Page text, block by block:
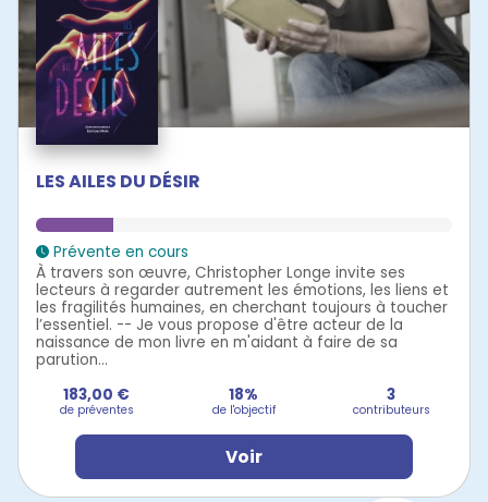
LES AILES DU DÉSIR
Prévente en cours
À travers son œuvre, Christopher Longe invite ses
lecteurs à regarder autrement les émotions, les liens et
les fragilités humaines, en cherchant toujours à toucher
l’essentiel. -- Je vous propose d'être acteur de la
naissance de mon livre en m'aidant à faire de sa
parution...
183,00 €
de préventes
18%
de l'objectif
3
contributeurs
Voir